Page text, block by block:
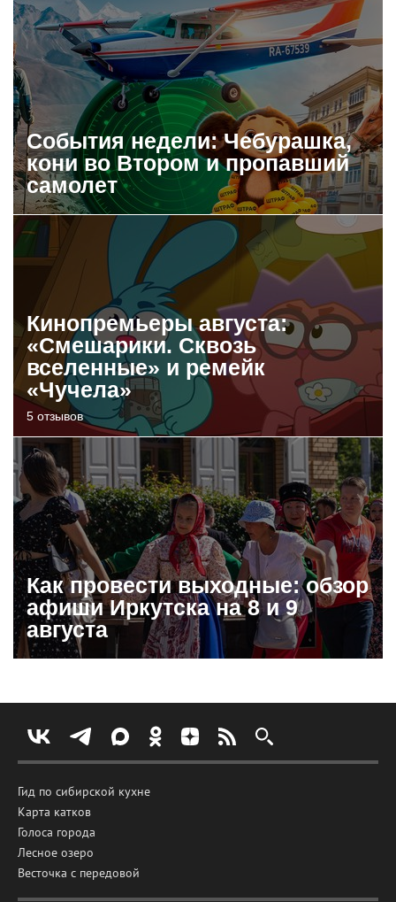
События недели: Чебурашка,
кони во Втором и пропавший
самолет
Кинопремьеры августа:
«Смешарики. Сквозь
вселенные» и ремейк
«Чучела»
5 отзывов
Как провести выходные: обзор
афиши Иркутска на 8 и 9
августа
Гид по сибирской кухне
Карта катков
Голоса города
Лесное озеро
Весточка с передовой